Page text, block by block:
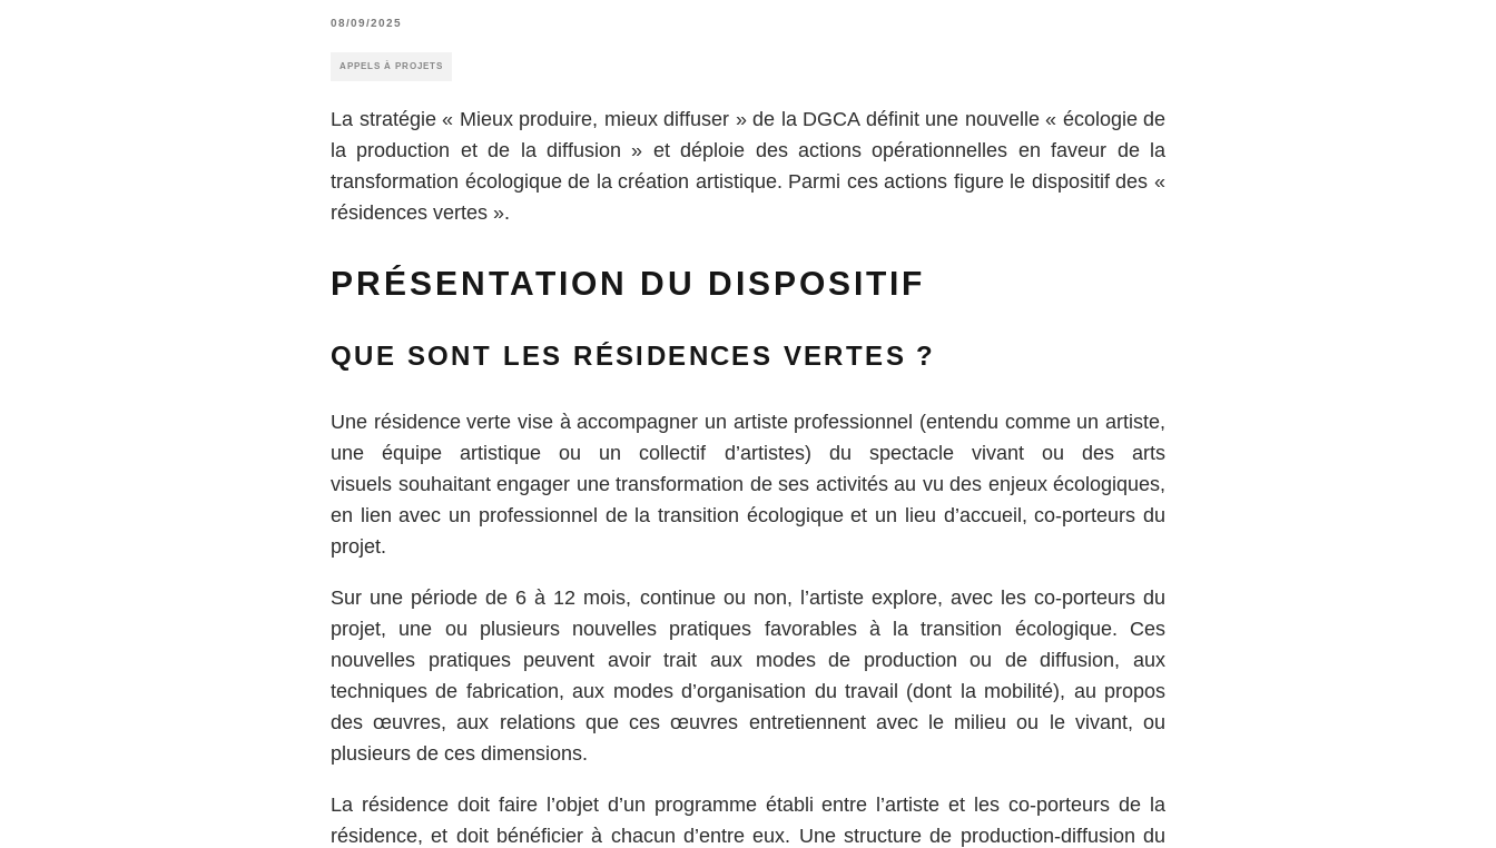
08/09/2025
APPELS À PROJETS
La stratégie « Mieux produire, mieux diffuser » de la DGCA définit une nouvelle « écologie de
la production et de la diffusion » et déploie des actions opérationnelles en faveur de la
transformation écologique de la création artistique. Parmi ces actions figure le dispositif des «
résidences vertes ».
PRÉSENTATION DU DISPOSITIF
QUE SONT LES RÉSIDENCES VERTES ?
Une résidence verte vise à accompagner un artiste professionnel (entendu comme un artiste,
une équipe artistique ou un collectif d’artistes) du spectacle vivant ou des arts
visuels souhaitant engager une transformation de ses activités au vu des enjeux écologiques,
en lien avec un professionnel de la transition écologique et un lieu d’accueil, co-porteurs du
projet.
Sur une période de 6 à 12 mois, continue ou non, l’artiste explore, avec les co-porteurs du
projet, une ou plusieurs nouvelles pratiques favorables à la transition écologique. Ces
nouvelles pratiques peuvent avoir trait aux modes de production ou de diffusion, aux
techniques de fabrication, aux modes d’organisation du travail (dont la mobilité), au propos
des œuvres, aux relations que ces œuvres entretiennent avec le milieu ou le vivant, ou
plusieurs de ces dimensions.
La résidence doit faire l’objet d’un programme établi entre l’artiste et les co-porteurs de la
résidence, et doit bénéficier à chacun d’entre eux. Une structure de production-diffusion du